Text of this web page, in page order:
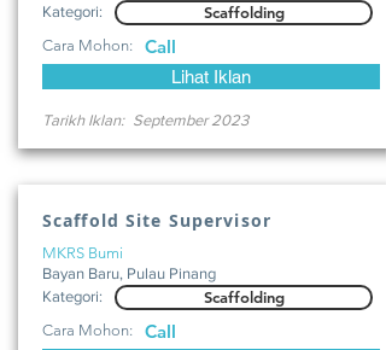
Kategori:
Scaffolding
Cara Mohon: Call
Lihat Iklan
Tarikh Iklan: September 2023
Scaffold Site Supervisor
MKRS Bumi
Bayan Baru, Pulau Pinang
Kategori:
Scaffolding
Cara Mohon: Call